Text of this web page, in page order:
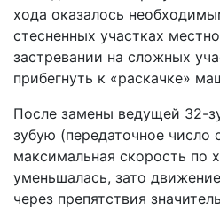
хода оказалось
стесненных участках
застревании на сложных
прибегнуть к «раскачке»
После замены ведущей 32-
зубую (передаточное число
максимальная скорость по
уменьшалась, зато
через препятствия